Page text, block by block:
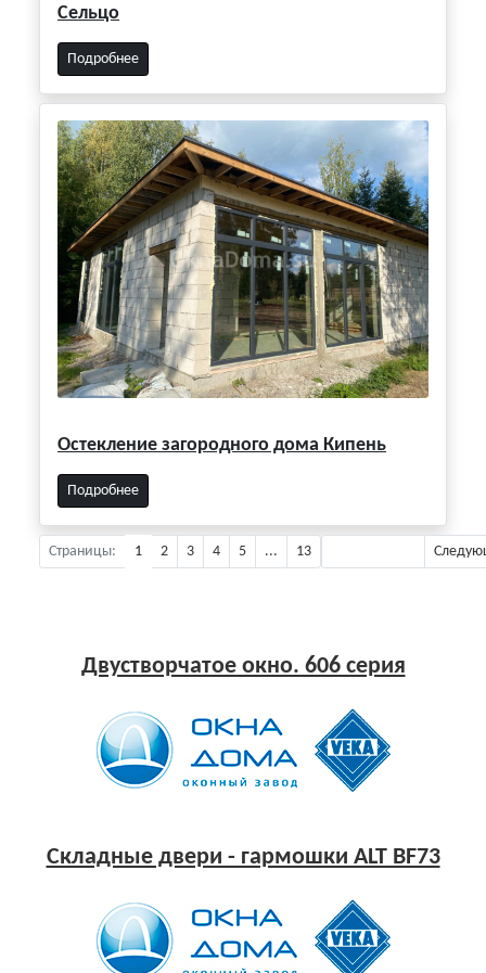
Сельцо
Подробнее
Остекление загородного дома Кипень
Подробнее
Страницы: 1 2 3 4 5 ... 13
Двустворчатое окно. 606 серия
Складные двери - гармошки ALT BF73